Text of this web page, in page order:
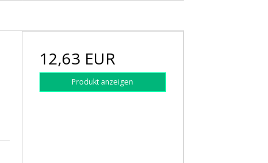
12,63 EUR
Produkt anzeigen